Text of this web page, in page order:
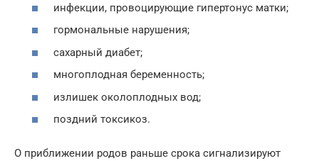
инфекции, провоцирующие гипертонус матки;
гормональные нарушения;
сахарный диабет;
многоплодная беременность;
излишек околоплодных вод;
поздний токсикоз.
О приближении родов раньше срока сигнализируют